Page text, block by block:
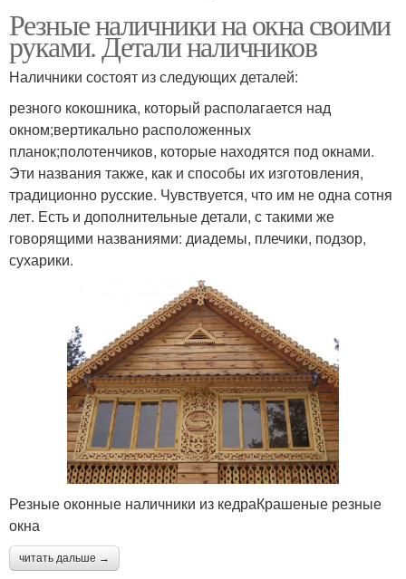
Резные наличники на окна своими
руками. Детали наличников
Наличники состоят из следующих деталей:
резного кокошника, который располагается над
окном;вертикально расположенных
планок;полотенчиков, которые находятся под окнами.
Эти названия также, как и способы их изготовления,
традиционно русские. Чувствуется, что им не одна сотня
лет. Есть и дополнительные детали, с такими же
говорящими названиями: диадемы, плечики, подзор,
сухарики.
Резные оконные наличники из кедраКрашеные резные
окна
читать дальше →